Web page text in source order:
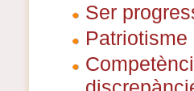
Ser